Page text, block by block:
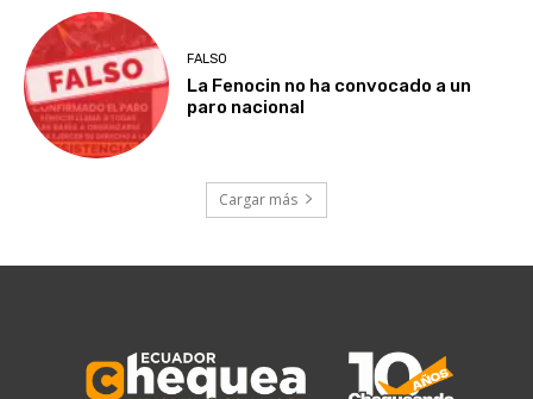
FALSO
La Fenocin no ha convocado a un
paro nacional
Cargar más